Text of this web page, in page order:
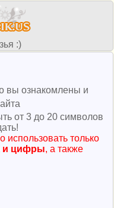
:)
вы ознакомлены и
от 3 до 20 символов
использовать только
и цифры, а также